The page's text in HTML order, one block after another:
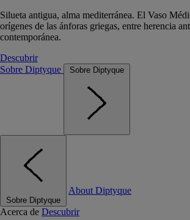
Silueta antigua, alma mediterránea. El Vaso
orígenes de las ánforas griegas, entre herencia
contemporánea.
Descubrir
Sobre Diptyque
Sobre Diptyque
Sobre Diptyque
About Diptyque
Acerca de Descubrir